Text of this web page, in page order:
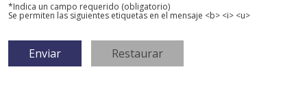
*Indica un campo requerido (obligatorio)
Se permiten las siguientes etiquetas en el mensaje <b> <i> <u>